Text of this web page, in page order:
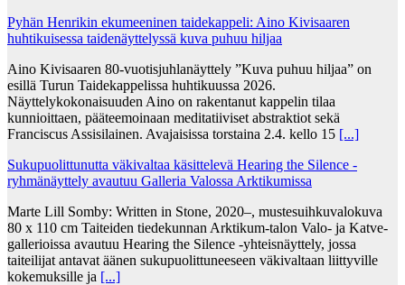
Pyhän Henrikin ekumeeninen taidekappeli: Aino Kivisaaren
huhtikuisessa taidenäyttelyssä kuva puhuu hiljaa
Aino Kivisaaren 80-vuotisjuhlanäyttely ”Kuva puhuu hiljaa” on
esillä Turun Taidekappelissa huhtikuussa 2026.
Näyttelykokonaisuuden Aino on rakentanut kappelin tilaa
kunnioittaen, pääteemoinaan meditatiiviset abstraktiot sekä
Franciscus Assisilainen. Avajaisissa torstaina 2.4. kello 15 [...]
Sukupuolittunutta väkivaltaa käsittelevä Hearing the Silence -
ryhmänäyttely avautuu Galleria Valossa Arktikumissa
Marte Lill Somby: Written in Stone, 2020–, mustesuihkuvalokuva
80 x 110 cm Taiteiden tiedekunnan Arktikum-talon Valo- ja Katve-
gallerioissa avautuu Hearing the Silence -yhteisnäyttely, jossa
taiteilijat antavat äänen sukupuolittuneeseen väkivaltaan liittyville
kokemuksille ja [...]